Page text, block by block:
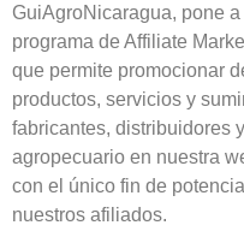
GuiAgroNicaragua, pone
programa de Affiliate
que permite promocionar
productos, servicios y
fabricantes, distribuidores
agropecuario en nuestra
con el único fin de
nuestros afiliados.